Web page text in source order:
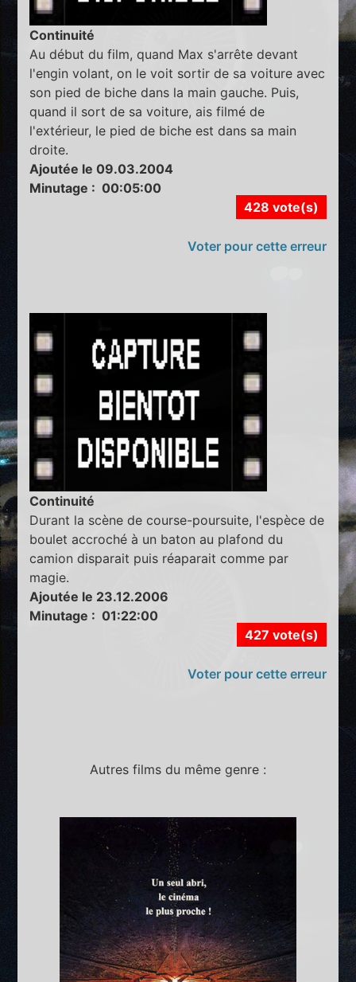
Continuité
Au début du film, quand Max s'arrête devant
l'engin volant, on le voit sortir de sa voiture avec
son pied de biche dans la main gauche. Puis,
quand il sort de sa voiture, ais filmé de
l'extérieur, le pied de biche est dans sa main
droite.
Ajoutée le 09.03.2004
Minutage : 00:05:00
428 vote(s)
Voter pour cette erreur
Continuité
Durant la scène de course-poursuite, l'espèce de
boulet accroché à un baton au plafond du
camion disparait puis réaparait comme par
magie.
Ajoutée le 23.12.2006
Minutage : 01:22:00
427 vote(s)
Voter pour cette erreur
Autres films du même genre :